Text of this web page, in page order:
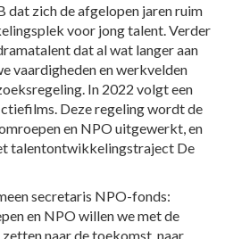
zich de afgelopen jaren ruim
voor jong talent. Verder
dat al wat langer aan
vaardigheden en werkvelden
In 2022 volgt een
Deze regeling wordt de
en NPO uitgewerkt, en
talentontwikkelingstraject De
secretaris NPO-fonds:
en NPO willen we met de
naar de toekomst, naar